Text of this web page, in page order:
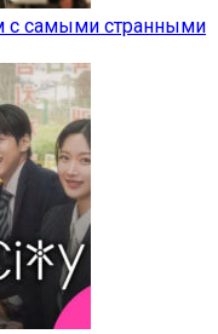
с самыми странными